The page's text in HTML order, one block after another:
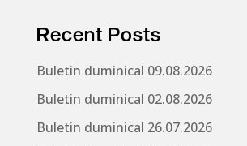
Recent Posts
Buletin duminical 09.08.2026
Buletin duminical 02.08.2026
Buletin duminical 26.07.2026